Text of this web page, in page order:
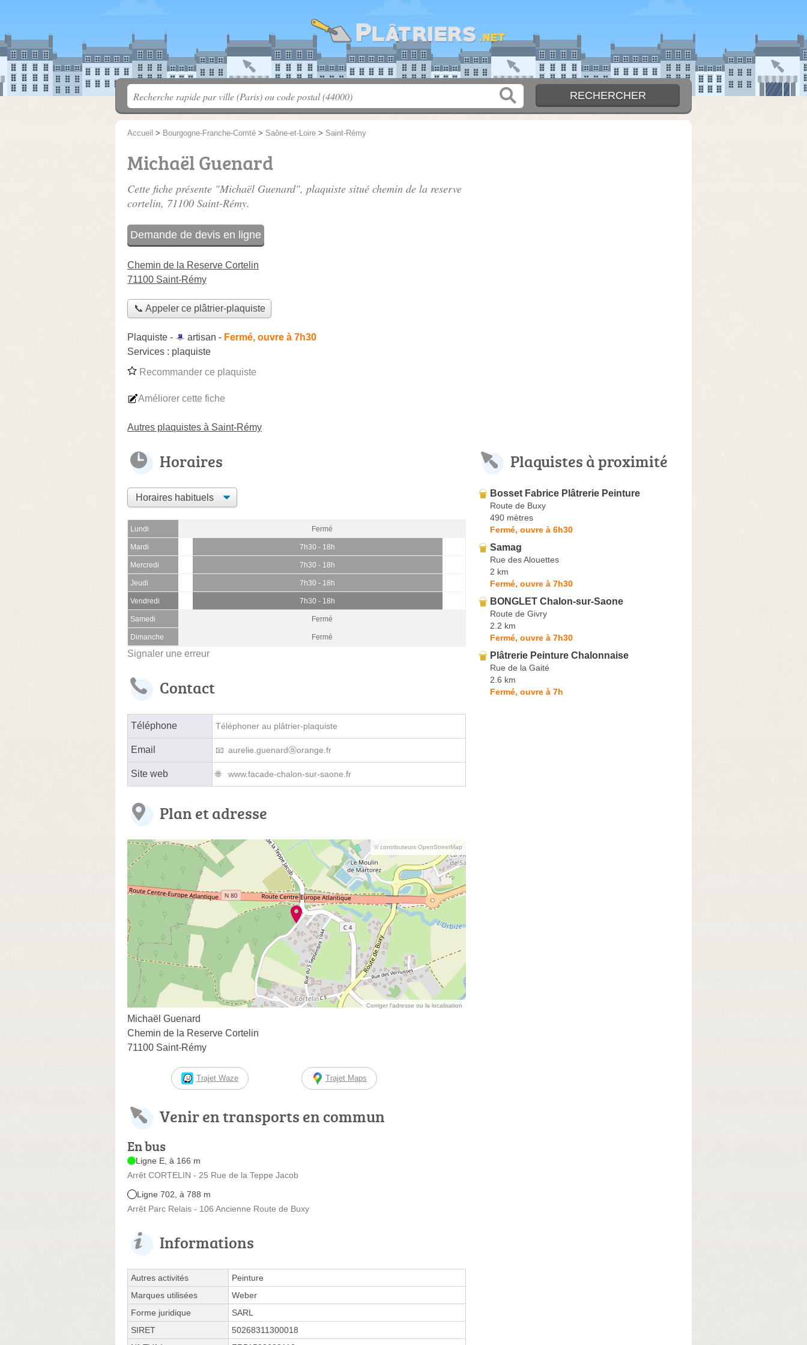
Accueil > Bourgogne-Franche-Comté > Saône-et-Loire > Saint-Rémy
Michaël Guenard
Cette fiche présente "Michaël Guenard", plaquiste situé chemin de la reserve
cortelin, 71100 Saint-Rémy.
Demande de devis en ligne
Chemin de la Reserve Cortelin
71100 Saint-Rémy
📞 Appeler ce plâtrier-plaquiste
Plaquiste - artisan - Fermé, ouvre à 7h30
Services : plaquiste
Recommander ce plaquiste
Améliorer cette fiche
Autres plaquistes à Saint-Rémy
Horaires
Lundi Fermé
Mardi 7h30 - 18h
Mercredi 7h30 - 18h
Jeudi 7h30 - 18h
Vendredi 7h30 - 18h
Samedi Fermé
Dimanche Fermé
Signaler une erreur
Contact
Téléphone Téléphoner au plâtrier-plaquiste
Email aurelie.guenardⓐorange.fr
Site web www.facade-chalon-sur-saone.fr
Plan et adresse
© contributeurs OpenStreetMap
Corriger l’adresse ou la localisation
Michaël Guenard
Chemin de la Reserve Cortelin
71100 Saint-Rémy
Trajet Waze Trajet Maps
Venir en transports en commun
En bus
Ligne E, à 166 m
Arrêt CORTELIN - 25 Rue de la Teppe Jacob
Ligne 702, à 788 m
Arrêt Parc Relais - 106 Ancienne Route de Buxy
Informations
Autres activités
Peinture
Marques utilisées
Weber
Forme juridique
SARL
SIRET
50268311300018
Plaquistes à proximité
Bosset Fabrice Plâtrerie Peinture
Route de Buxy
490 mètres
Fermé, ouvre à 6h30
Samag
Rue des Alouettes
2 km
Fermé, ouvre à 7h30
BONGLET Chalon-sur-Saone
Route de Givry
2.2 km
Fermé, ouvre à 7h30
Plâtrerie Peinture Chalonnaise
Rue de la Gaité
2.6 km
Fermé, ouvre à 7h